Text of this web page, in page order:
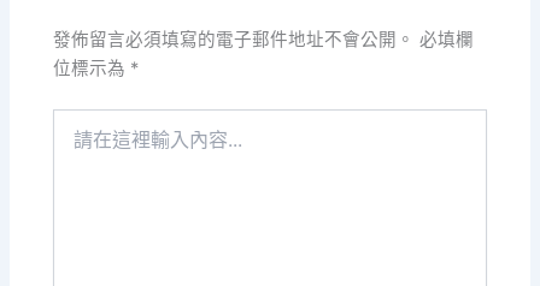
發佈留言必須填寫的電子郵件地址不會公開。 必填欄
位標示為 *